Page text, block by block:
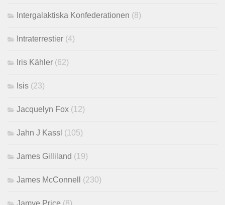
Intergalaktiska Konfederationen (8)
Intraterrestier (4)
Iris Kähler (62)
Isis (23)
Jacquelyn Fox (12)
Jahn J Kassl (105)
James Gilliland (19)
James McConnell (230)